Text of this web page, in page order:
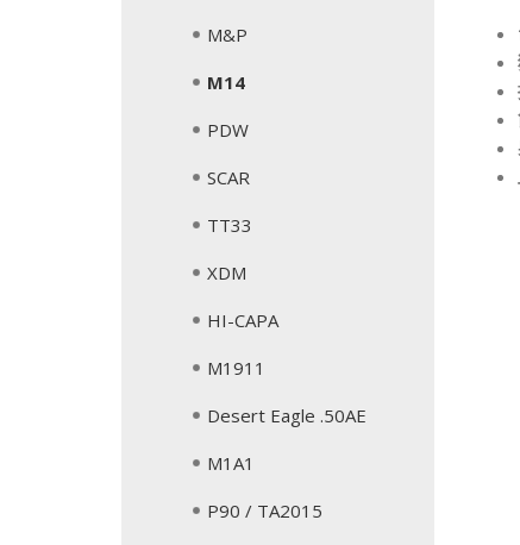
M&P
M14
PDW
SCAR
TT33
XDM
HI-CAPA
M1911
Desert Eagle .50AE
M1A1
P90 / TA2015